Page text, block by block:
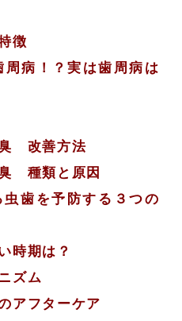
徴
病！？実は歯周病は
改善方法
種類と原因
歯を予防する３つの
時期は？
ズム
アフターケア